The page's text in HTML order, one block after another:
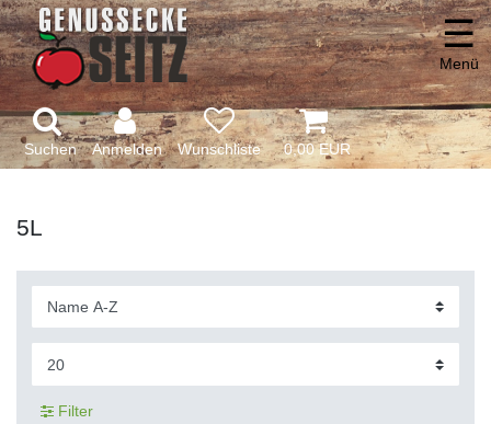
Suchen Anmelden 0,00 EUR
☰
Menü
5L
Filter